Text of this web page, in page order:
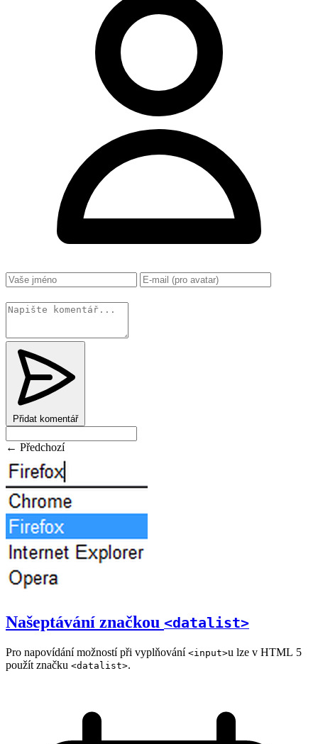
Přidat komentář
← Předchozí
Našeptávání značkou <datalist>
Pro napovídání možností při vyplňování <input>u lze v HTML 5
použít značku <datalist>.